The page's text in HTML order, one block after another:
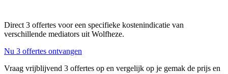
Direct 3 offertes voor een specifieke kostenindicatie van
verschillende mediators uit Wolfheze.
Nu 3 offertes ontvangen
Vraag vrijblijvend 3 offertes op en vergelijk op je gemak de prijs en